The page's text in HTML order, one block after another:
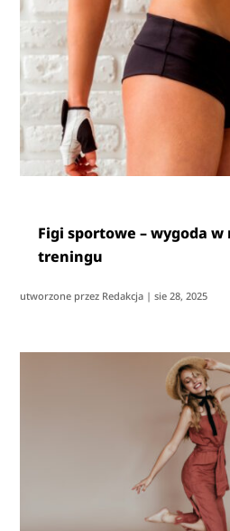
Figi sportowe – wygoda w
treningu
utworzone przez Redakcja |sie 28, 2025